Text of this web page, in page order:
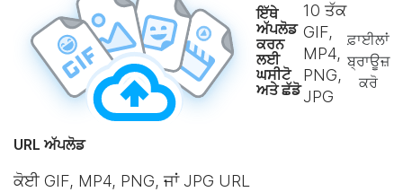
ਇੱਥੇ
ਅੱਪਲੋਡ
ਕਰਨ
ਲਈ
ਘਸੀਟੋ
ਅਤੇ ਛੱਡੋ
10 ਤੱਕ
GIF,
MP4,
PNG,
JPG
ਫ਼ਾਈਲਾਂ
ਬ੍ਰਾਊਜ਼
ਕਰੋ
URL ਅੱਪਲੋਡ
ਕੋਈ GIF, MP4, PNG, ਜਾਂ JPG URL